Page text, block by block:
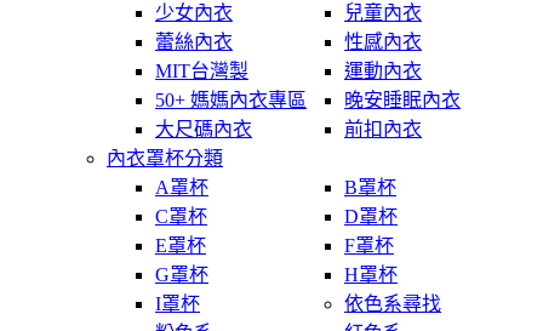
少女內衣
兒童內衣
蕾絲內衣
性感內衣
MIT台灣製
運動內衣
50+ 媽媽內衣專區
晚安睡眠內衣
大尺碼內衣
前扣內衣
內衣罩杯分類
A罩杯
B罩杯
C罩杯
D罩杯
E罩杯
F罩杯
G罩杯
H罩杯
I罩杯
依色系尋找